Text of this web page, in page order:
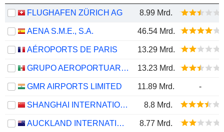
FLUGHAFEN ZÜRICH AG 8.99 Mrd.
AENA S.M.E., S.A. 46.54 Mrd.
AÉROPORTS DE PARIS 13.29 Mrd.
GRUPO AEROPORTUARIO DEL PACÍFICO, S.A.B. DE C.V. 13.23 Mrd.
GMR AIRPORTS LIMITED 11.89 Mrd. -
SHANGHAI INTERNATIONAL AIRPORT CO., LTD. 8.8 Mrd.
AUCKLAND INTERNATIONAL AIRPORT LIMITED 8.77 Mrd.